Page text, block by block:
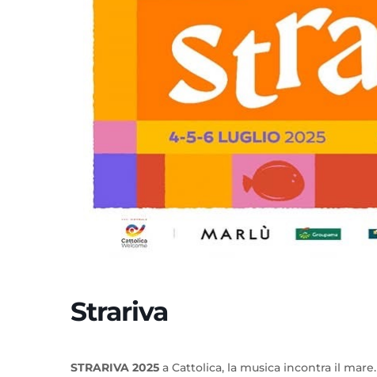
Strariva
STRARIVA 2025 a Cattolica, la musica incontra il mare.